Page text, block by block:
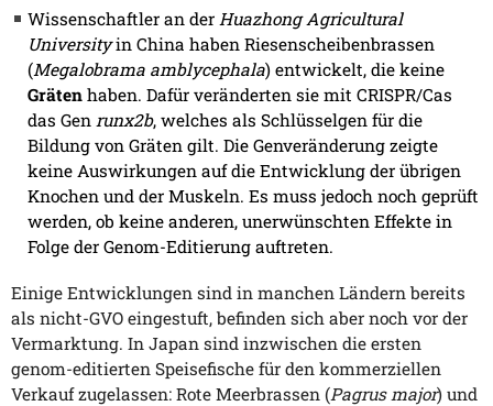
Wissenschaftler an der Huazhong Agricultural
Universityin China haben Riesenscheibenbrassen
(Megalobrama amblycephala) entwickelt, die keine
Gräten haben. Dafür veränderten sie mit CRISPR/Cas
das Gen runx2b, welches als Schlüsselgen für die
Bildung von Gräten gilt. Die Genveränderung zeigte
keine Auswirkungen auf die Entwicklung der übrigen
Knochen und der Muskeln. Es muss jedoch noch geprüft
werden, ob keine anderen, unerwünschten Effekte in
Folge der Genom-Editierung auftreten.
Einige Entwicklungen sind in manchen Ländern bereits
als nicht-GVO eingestuft, befinden sich aber noch vor der
Vermarktung. In Japan sind inzwischen die ersten
genom-editierten Speisefische für den kommerziellen
Verkauf zugelassen: Rote Meerbrassen (Pagrus major) und